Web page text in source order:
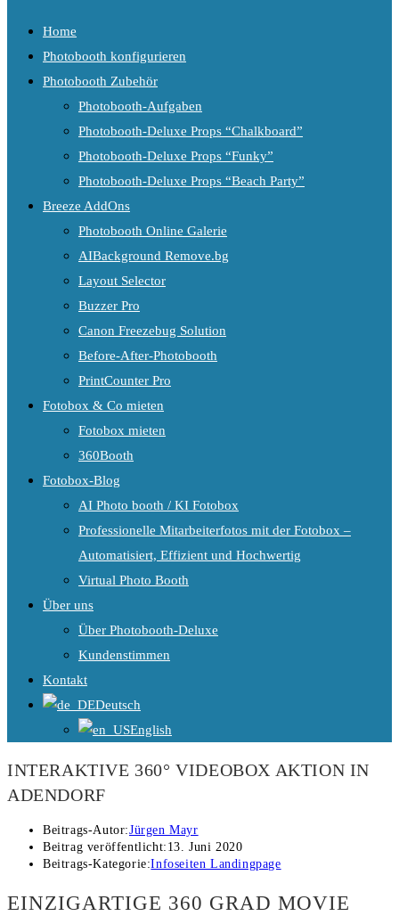
Home
Photobooth konfigurieren
Photobooth Zubehör
Photobooth-Aufgaben
Photobooth-Deluxe Props “Chalkboard”
Photobooth-Deluxe Props “Funky”
Photobooth-Deluxe Props “Beach Party”
Breeze AddOns
Photobooth Online Galerie
AIBackground Remove.bg
Layout Selector
Buzzer Pro
Canon Freezebug Solution
Before-After-Photobooth
PrintCounter Pro
Fotobox & Co mieten
Fotobox mieten
360Booth
Fotobox-Blog
AI Photo booth / KI Fotobox
Professionelle Mitarbeiterfotos mit der Fotobox –
Automatisiert, Effizient und Hochwertig
Virtual Photo Booth
Über uns
Über Photobooth-Deluxe
Kundenstimmen
Kontakt
Deutsch
English
INTERAKTIVE 360° VIDEOBOX AKTION IN
ADENDORF
Beitrags-Autor:Jürgen Mayr
Beitrag veröffentlicht: 13. Juni 2020
Beitrags-Kategorie:Infoseiten Landingpage
EINZIGARTIGE 360 GRAD MOVIE